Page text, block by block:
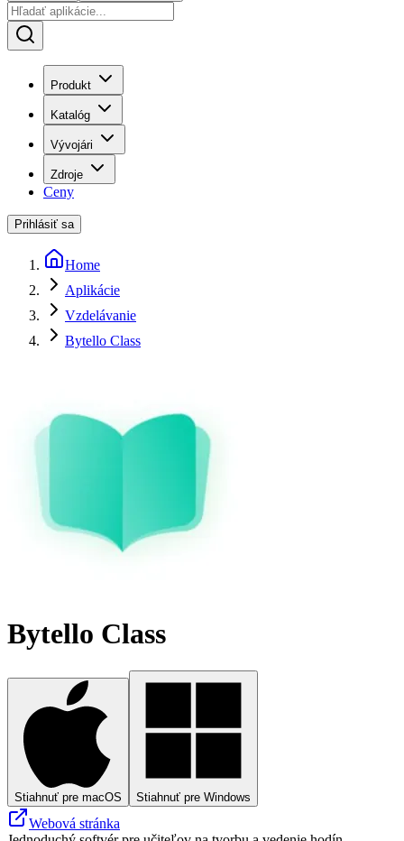
Produkt
Katalóg
Vývojári
Zdroje
Ceny
Prihlásiť sa
Home
Aplikácie
Vzdelávanie
Bytello Class
Bytello Class
Stiahnuť pre macOS Stiahnuť pre Windows
Webová stránka